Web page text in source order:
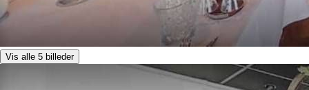
Vis alle 5 billeder